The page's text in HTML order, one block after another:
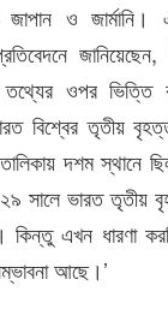
জাপান ও
ওপর ভিত্তি
বিশ্বের তৃতীয়
দশম স্থানে
সালে ভারত তৃতীয়
কিন্তু এখন ধারণা
আছে।’